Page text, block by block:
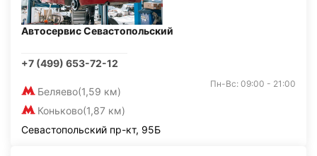
Автосервис Севастопольский
+7 (499) 653-72-12
Беляево(1,59 км)
Коньково(1,87 км)
Пн-Вс: 09:00 - 21:00
Севастопольский пр-кт, 95Б